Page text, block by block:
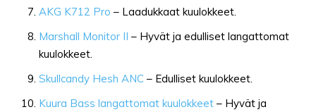
AKG K712 Pro – Laadukkaat kuulokkeet.
Marshall Monitor II – Hyvät ja edulliset langattomat
kuulokkeet.
Skullcandy Hesh ANC – Edulliset kuulokkeet.
Kuura Bass langattomat kuulokkeet – Hyvät ja